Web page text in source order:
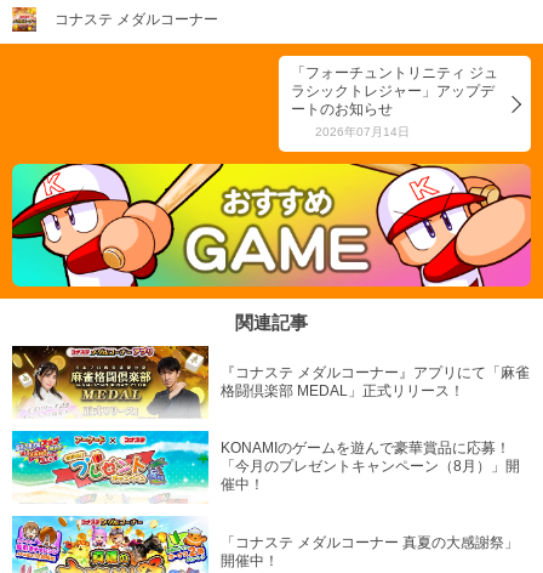
コナステ メダルコーナー
「フォーチュントリニティ ジュ
ラシックトレジャー」アップデ
ートのお知らせ
2026年07月14日
関連記事
『コナステ メダルコーナー』アプリにて「麻雀
格闘倶楽部 MEDAL」正式リリース！
KONAMIのゲームを遊んで豪華賞品に応募！
「今月のプレゼントキャンペーン（8月）」開
催中！
「コナステ メダルコーナー 真夏の大感謝祭」
開催中！